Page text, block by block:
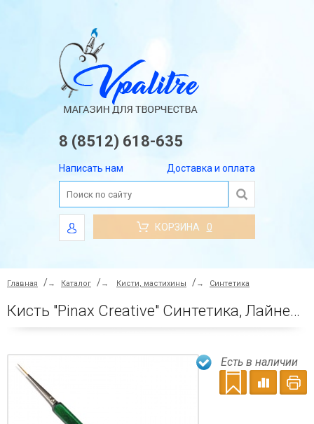
8 (8512) 618-635
Написать нам Доставка и оплата
КОРЗИНА 0
Главная → Каталог → Кисти, мастихины → Синтетика
Кисть "Pinax Creative" Синтетика, Лайнер №6/0 (треугольная ручка)
Есть в наличии